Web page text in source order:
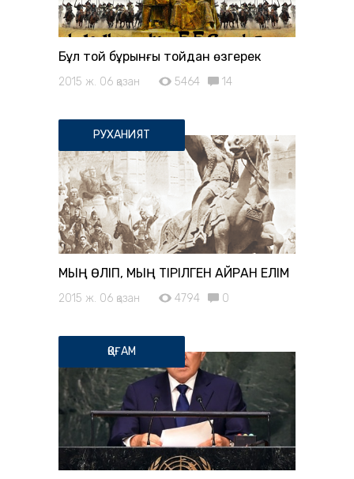
Бұл той бұрынғы тойдан өзгерек
2015 ж. 06 қазан 5464 14
РУХАНИЯТ
МЫҢ ӨЛІП, МЫҢ ТІРІЛГЕН ҚАЙРАН ЕЛІМ
2015 ж. 06 қазан 4794 0
ҚОҒАМ